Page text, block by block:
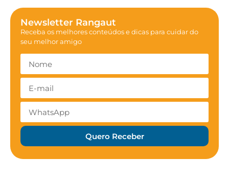
Newsletter Rangaut
Receba os melhores conteúdos e dicas para cuidar do
seu melhor amigo
Quero Receber